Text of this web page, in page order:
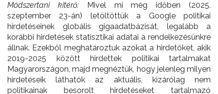
Módszertani kitérő: Mivel mi még időben (2025.
szeptember 23-án) letöltöttük a Google politikai
hirdetéseinek globális gigaadatbázisát, legalább a
korábbi hirdetések statisztikai adatai a rendelkezésünkre
állnak. Ezekből meghatároztuk azokat a hirdetőket, akik
2019-2025 között hirdettek politikai tartalmakat
Magyarországon, majd megnéztük, hogy jelenleg milyen
hirdetéseik láthatók az aktuális, kizárólag nem
politikainak besorolt hirdetéseket tartalmazó